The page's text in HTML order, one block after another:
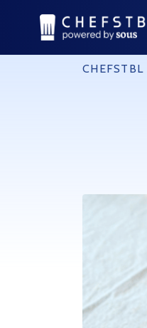
CHEFSTBL